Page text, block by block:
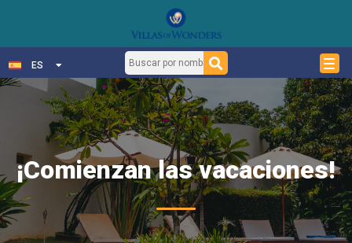
ES
¡Comienzan las vacaciones!